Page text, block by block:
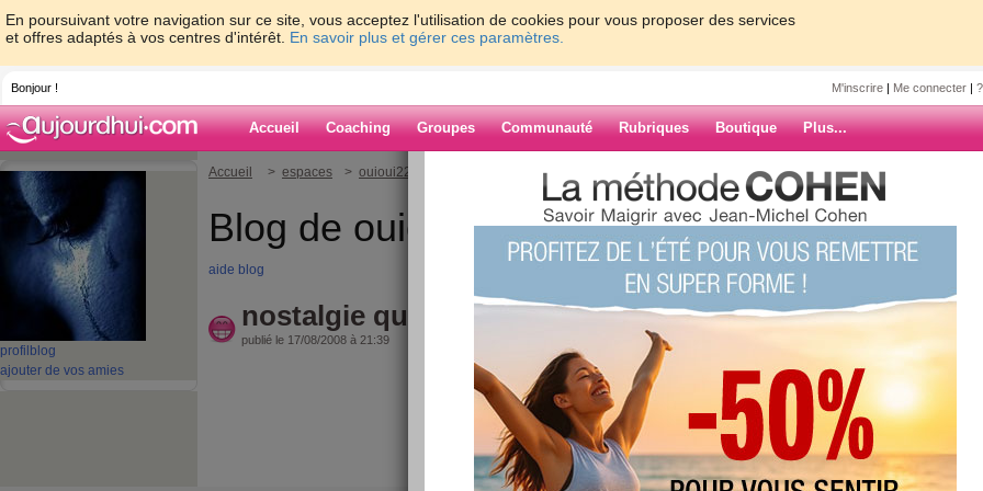
En poursuivant votre navigation sur ce site, vous acceptez l'utilisation de cookies pour vous proposer des services
et offres adaptés à vos centres d'intérêt. En savoir plus et gérer ces paramètres.
Bonjour ! M'inscrire | Me connecter |
Accueil Coaching Groupes Communauté Rubriques Boutique Plus...
profil blog
ajouter de vos amies
Accueil > espaces > ouioui22 > nostalgie quand tu nous tiens!!
Blog de ouioui22
aide blog
nostalgie quand tu nous tiens!!
publié le 17/08/2008 à 21:39
ARCHIVES